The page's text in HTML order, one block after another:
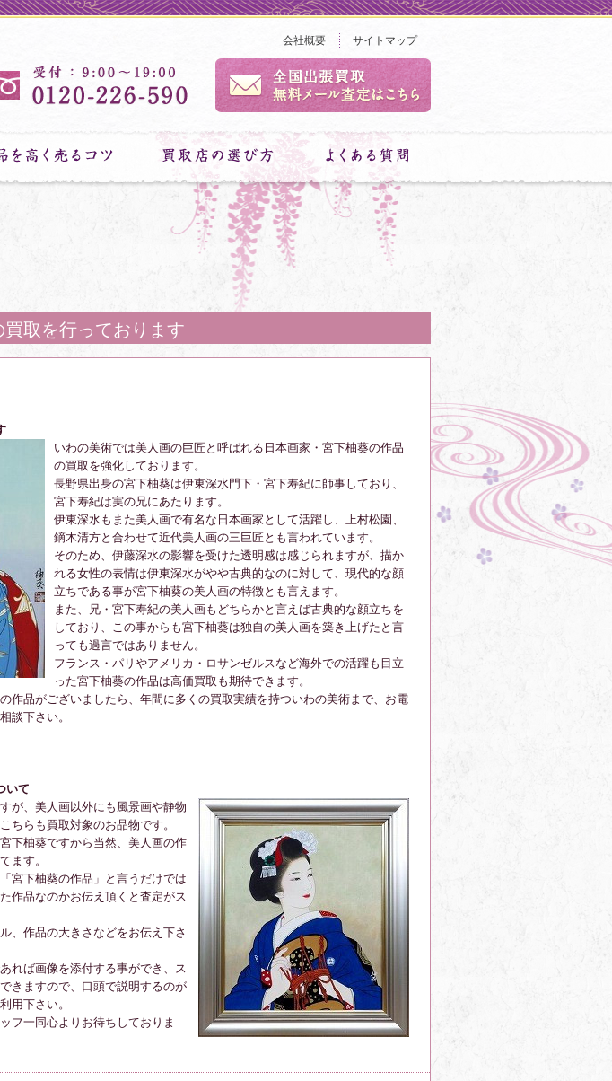
会社概要 サイトマップ
取を行っております
いわの美術では美人画の巨匠と呼ばれる日本画家・宮下柚葵の作品
の買取を強化しております。
長野県出身の宮下柚葵は伊東深水門下・宮下寿紀に師事しており、
宮下寿紀は実の兄にあたります。
伊東深水もまた美人画で有名な日本画家として活躍し、上村松園、
鏑木清方と合わせて近代美人画の三巨匠とも言われています。
そのため、伊藤深水の影響を受けた透明感は感じられますが、描か
れる女性の表情は伊東深水がやや古典的なのに対して、現代的な顔
立ちである事が宮下柚葵の美人画の特徴とも言えます。
また、兄・宮下寿紀の美人画もどちらかと言えば古典的な顔立ちを
しており、この事からも宮下柚葵は独自の美人画を築き上げたと言
っても過言ではありません。
フランス・パリやアメリカ・ロサンゼルスなど海外での活躍も目立
った宮下柚葵の作品は高価買取も期待できます。
作品がございましたら、年間に多くの買取実績を持ついわの美術まで、お電
談下さい。
いて
が、美人画以外にも風景画や静物
ちらも買取対象のお品物です。
下柚葵ですから当然、美人画の作
ます。
宮下柚葵の作品」と言うだけでは
作品なのかお伝え頂くと査定がス
、作品の大きさなどをお伝え下さ
れば画像を添付する事ができ、ス
きますので、口頭で説明するのが
用下さい。
フ一同心よりお待ちしておりま